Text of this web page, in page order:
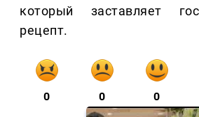
который заставляет
рецепт.
0 0 0